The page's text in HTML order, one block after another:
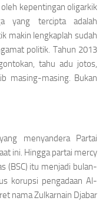
kepentingan oligarkik
yang tercipta adalah
makin lengkaplah sudah
politik. Tahun 2013
tahu adu jotos,
masing-masing. Bukan
menyandera Partai
ini. Hingga partai mercy
(BSC) itu menjadi bulan-
korupsi pengadaan Al-
nama Zulkarnain Djabar